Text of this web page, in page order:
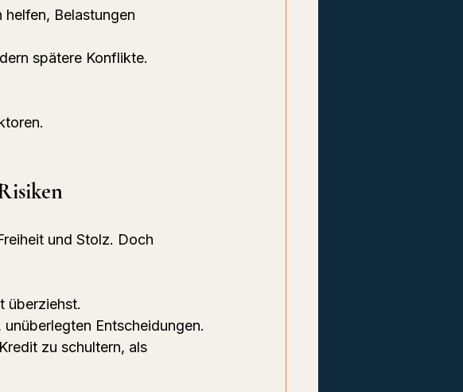
helfen, Belastungen
spätere Konflikte.
und Stolz. Doch
überziehst.
Entscheidungen.
zu schultern, als